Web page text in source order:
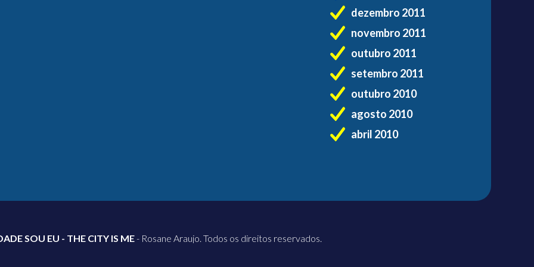
dezembro 2011
novembro 2011
outubro 2011
setembro 2011
outubro 2010
agosto 2010
abril 2010
SOU EU - THE CITY IS ME- Rosane Araujo. Todos os direitos reservados.